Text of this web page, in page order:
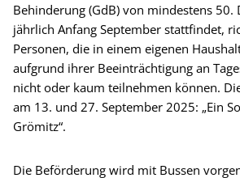
Behinderung (GdB) von mindestens 50.
jährlich Anfang September stattfindet,
Personen, die in einem eigenen
aufgrund ihrer Beeinträchtigung an
nicht oder kaum teilnehmen können.
am 13. und 27. September 2025: „Ein
Grömitz“.
Die Beförderung wird mit Bussen